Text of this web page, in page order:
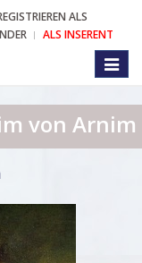
ALS
ALS INSERENT
von Arnim